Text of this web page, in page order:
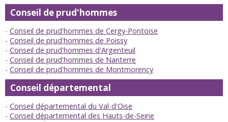
Conseil de prud'hommes
Conseil de prud'hommes de Cergy-Pontoise
Conseil de prud'hommes de Poissy
Conseil de prud'hommes d'Argenteuil
Conseil de prud'hommes de Nanterre
Conseil de prud'hommes de Montmorency
Conseil départemental
Conseil départemental du Val-d'Oise
Conseil départemental des Hauts-de-Seine